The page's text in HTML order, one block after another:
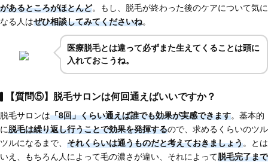
があるところがほとんど。もし、脱毛が終わった後のケアについて気に
なる人はぜひ相談してみてくださいね。
医療脱毛とは違って必ずまた生えてくることは頭に
入れておこうね。
【質問⑤】脱毛サロンは何回通えばいいですか？
脱毛サロンは「8回」くらい通えば誰でも効果が実感できます。基本的
に脱毛は繰り返し行うことで効果を発揮するので、求めるくらいのツル
ツルになるまで、 それくらいは通うものだと考えておきましょう。とは
いえ、もちろん人によって毛の濃さが違い、それによって脱毛完了まで